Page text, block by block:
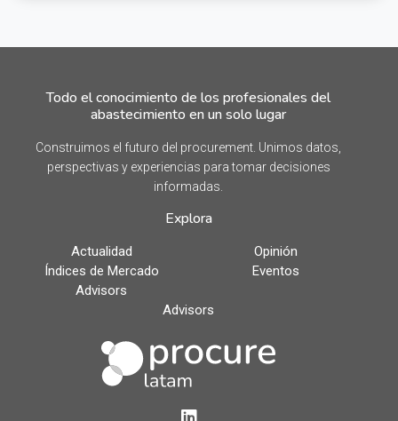
Todo el conocimiento de los profesionales del
abastecimiento en un solo lugar
Construimos el futuro del procurement. Unimos datos,
perspectivas y experiencias para tomar decisiones
informadas.
Explora
Actualidad
Opinión
Índices de Mercado
Eventos
Advisors
Advisors
LinkedIn